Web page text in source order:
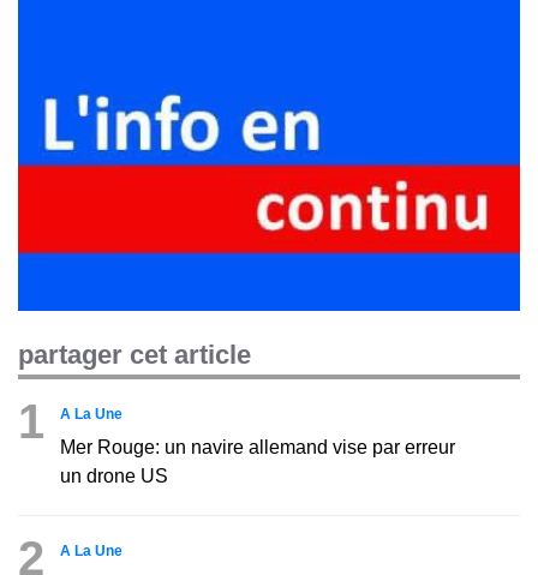
partager cet article
1 A La Une
Mer Rouge: un navire allemand vise par erreur
un drone US
2 A La Une